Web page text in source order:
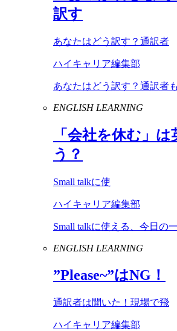
訳す
あなたはどう訳す？通訳者
ハイキャリア編集部
あなたはどう訳す？通訳者
ENGLISH LEARNING
「会社を休む」
う？
Small talkに使
ハイキャリア編集部
Small talkに使える、今日の
ENGLISH LEARNING
”Please~”はNG ！
通訳者は聞いた！現場で飛
ハイキャリア編集部